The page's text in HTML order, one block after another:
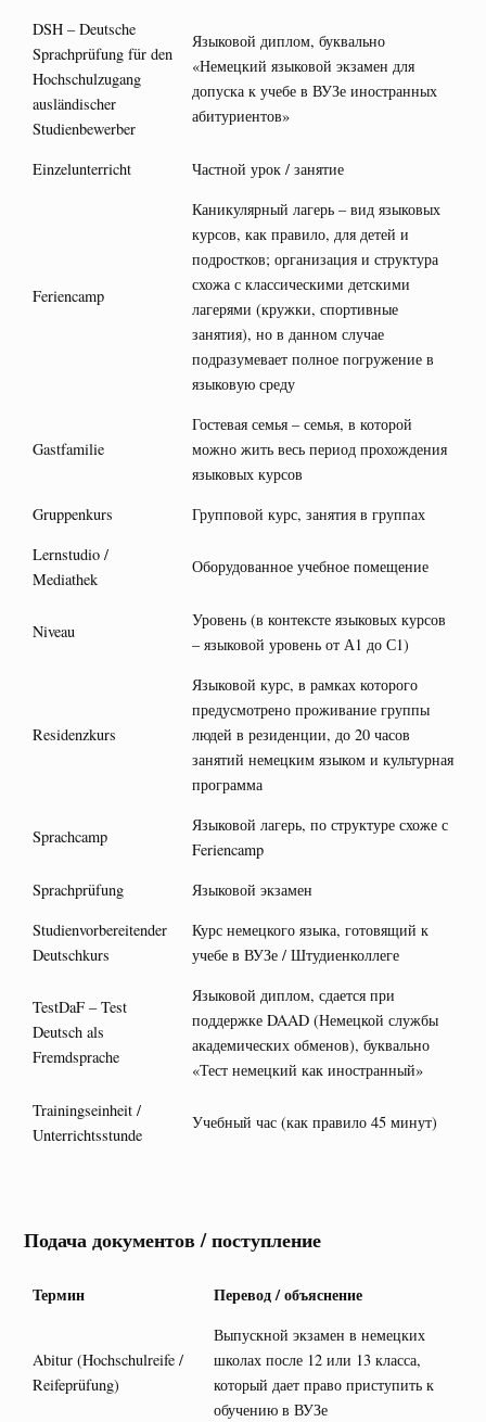
DSH – Deutsche
Sprachprüfung für den
Hochschulzugang
ausländischer
Studienbewerber
Языковой диплом, буквально
«Немецкий языковой экзамен для
допуска к учебе в ВУЗе иностранных
абитуриентов»
Einzelunterricht Частной урок / занятие
Feriencamp
Каникулярный лагерь – вид языковых
курсов, как правило, для детей и
подростков; организация и структура
схожа с классическими детскими
лагерями (кружки, спортивные
занятия), но в данном случае
подразумевает полное погружение в
языковую среду
Gastfamilie
Гостевая семья – семья, в которой
можно жить весь период прохождения
языковых курсов
Gruppenkurs
Групповой курс, занятия в группах
Lernstudio /
Mediathek
Оборудованное учебное помещение
Niveau
Уровень (в контексте языковых курсов
– языковой уровень от А1 до С1)
Residenzkurs
Языковой курс, в рамках которого
предусмотрено проживание группы
людей в резиденции, до 20 часов
занятий немецким языком и культурная
программа
Sprachcamp
Языковой лагерь, по структуре схоже с
Feriencamp
Sprachprüfung
Языковой экзамен
Studienvorbereitender
Deutschkurs
Курс немецкого языка, готовящий к
учебе в ВУЗе / Штудиенколлеге
TestDaF – Test
Deutsch als
Fremdsprache
Языковой диплом, сдается при
поддержке DAAD (Немецкой службы
академических обменов), буквально
«Тест немецкий как иностранный»
Trainingseinheit /
Unterrichtsstunde
Учебный час (как правило 45 минут)
Подача документов / поступление
Термин Перевод / объяснение
Abitur (Hochschulreife /
Reifeprüfung)
Выпускной экзамен в немецких
школах после 12 или 13 класса,
который дает право приступить к
обучению в ВУЗе